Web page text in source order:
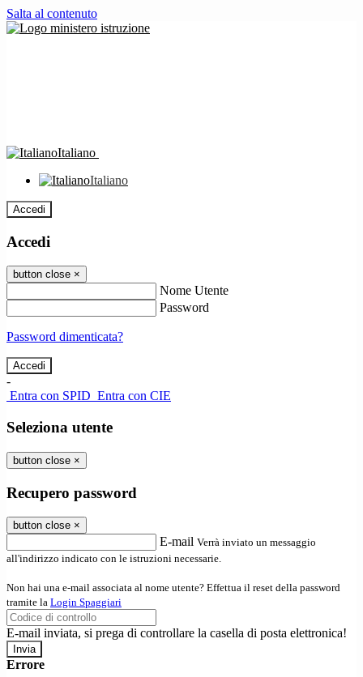
Salta al contenuto
Italiano
Italiano
Accedi
Accedi
button close ×
Nome Utente
Password
Password dimenticata?
-
Entra con SPID Entra con CIE
Seleziona utente
button close ×
Recupero password
button close ×
E-mail Verrà inviato un messaggio
all'indirizzo indicato con le istruzioni necessarie.
Non hai una e-mail associata al nome utente? Effettua il reset della password
tramite la Login Spaggiari
E-mail inviata, si prega di controllare la casella di posta elettronica!
Errore